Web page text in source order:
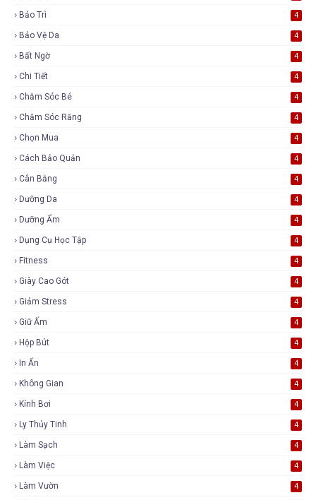
Bảo Trì 4
Bảo Vệ Da 4
Bất Ngờ 4
Chi Tiết 4
Chăm Sóc Bé 4
Chăm Sóc Răng 4
Chọn Mua 4
Cách Bảo Quản 4
Cân Bằng 4
Dưỡng Da 4
Dưỡng Ẩm 4
Dụng Cụ Học Tập 4
Fitness 4
Giày Cao Gót 4
Giảm Stress 4
Giữ Ấm 4
Hộp Bút 4
In Ấn 4
Không Gian 4
Kính Bơi 4
Ly Thủy Tinh 4
Làm Sạch 4
Làm Việc 4
Làm Vườn 4